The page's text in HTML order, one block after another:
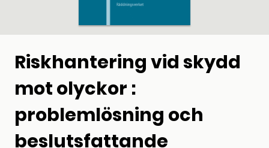
Riskhantering vid skydd
mot olyckor :
problemlösning och
beslutsfattande